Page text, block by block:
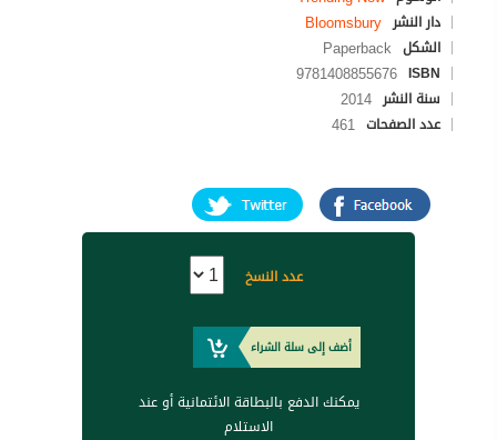
دار النشر Bloomsbury
الشكل Paperback
ISBN
9781408855676
سنة النشر 2014
عدد الصفحات 461
عدد النسخ
أضف إلى سلة الشراء
يمكنك الدفع بالبطاقة الائتمانية أو عند
الاستلام